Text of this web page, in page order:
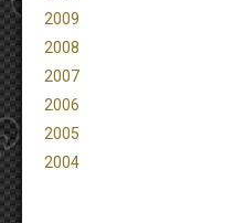
2009
2008
2007
2006
2005
2004